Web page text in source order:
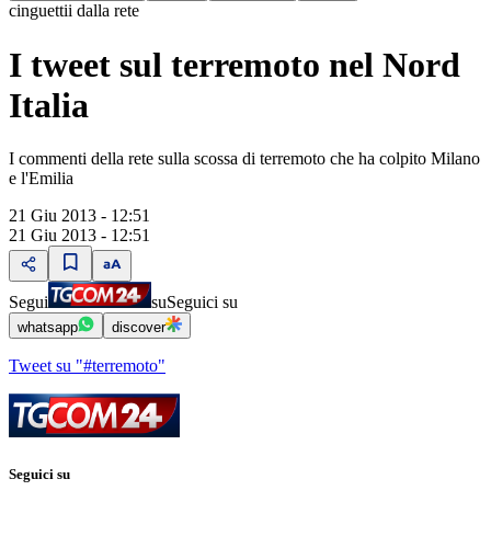
cinguettii dalla rete
I tweet sul terremoto nel Nord
Italia
I commenti della rete sulla scossa di terremoto che ha colpito Milano
e l'Emilia
21 Giu 2013 - 12:51
21 Giu 2013 - 12:51
Segui suSeguici su
whatsapp discover
Tweet su "#terremoto"
Seguici su